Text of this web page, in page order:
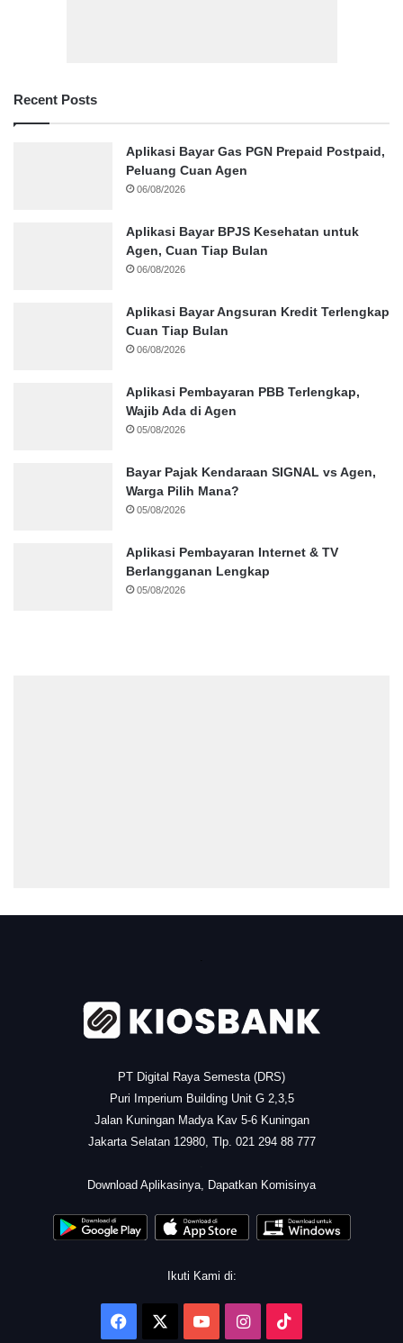
Recent Posts
Aplikasi Bayar Gas PGN Prepaid Postpaid,
Peluang Cuan Agen
06/08/2026
Aplikasi Bayar BPJS Kesehatan untuk
Agen, Cuan Tiap Bulan
06/08/2026
Aplikasi Bayar Angsuran Kredit Terlengkap
Cuan Tiap Bulan
06/08/2026
Aplikasi Pembayaran PBB Terlengkap,
Wajib Ada di Agen
05/08/2026
Bayar Pajak Kendaraan SIGNAL vs Agen,
Warga Pilih Mana?
05/08/2026
Aplikasi Pembayaran Internet & TV
Berlangganan Lengkap
05/08/2026
PT Digital Raya Semesta (DRS)
Puri Imperium Building Unit G 2,3,5
Jalan Kuningan Madya Kav 5-6 Kuningan
Jakarta Selatan 12980, Tlp. 021 294 88 777
Download Aplikasinya, Dapatkan Komisinya
Ikuti Kami di:
Facebook YouTubeInstagram